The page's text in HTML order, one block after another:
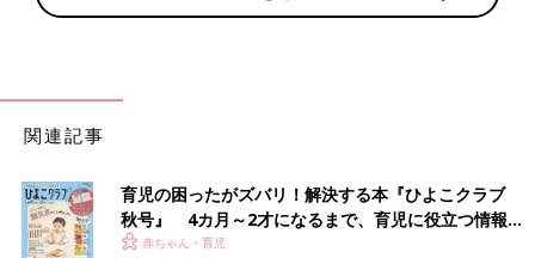
関連記事
育児の困ったがズバリ！解決する本『ひよこクラブ
秋号』 4カ月～2才になるまで、育児に役立つ情報が
いっぱい！
赤ちゃん・育児